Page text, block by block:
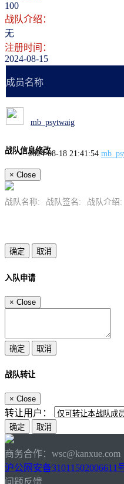
100
战队介绍：
无
注册时间：
2024-08-15
成员名称
mb_psytwaig
2024-08-18 21:41:54
战队信息修改
× Close
战队名称: 战队签名: 战队介绍:
入队申请
× Close
战队转让
× Close
转让用户：
商务合作：wsc@kanxue.com
沪公网安备31011502006611
问题反馈